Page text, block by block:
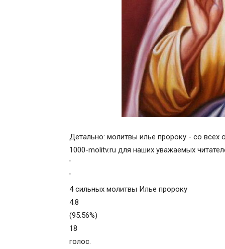
Детально: молитвы илье пророку - со всех
1000-molitv.ru для наших уважаемых
'
'
4 сильных молитвы Илье пророку
4.8
(95.56%)
18
голос.